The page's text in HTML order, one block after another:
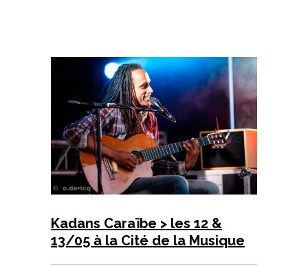
Kadans Caraïbe > les 12 &
13/05 à la Cité de la Musique